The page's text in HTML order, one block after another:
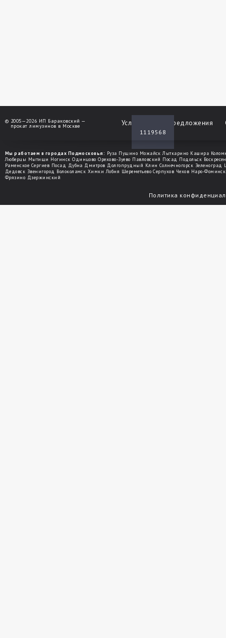
Услуги Спецпредложения
1119568
© 2005—2026 ИП Бараковский —
прокат лимузинов в Москве
Мы работаем в городах Подмосковья: Руза Пущино Можайск Лыткарино Кашира
Люберцы Мытищи Ногинск Одинцово Орехово-Зуево Павловский Посад Подольск
Раменское Сергиев Посад Дубна Дмитров Долгопрудный Клин Солнечногорск Зеленоград
Дедовск Звенигород Волоколамск Химки Лобня Шереметьево Серпухов Чехов Наро-Фоминск
Фрязино Дзержинский
Политика